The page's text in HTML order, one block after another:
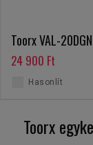
Toorx VAL-
24 900 Ft
Hasonlít
Toorx